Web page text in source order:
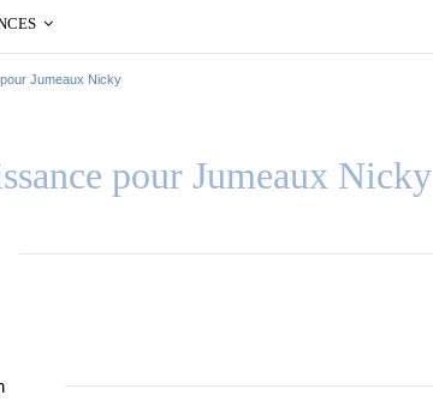
Jumeaux Nicky
pour Jumeaux Nicky